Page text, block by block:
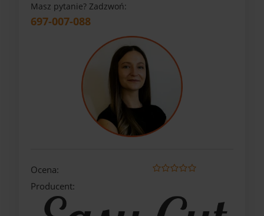
Masz pytanie? Zadzwoń:
697-007-088
Ocena:
Producent: